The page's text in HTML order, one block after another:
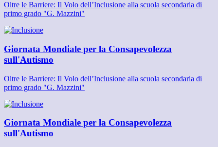
Oltre le Barriere: Il Volo dell’Inclusione alla scuola secondaria di
primo grado "G. Mazzini"
Giornata Mondiale per la Consapevolezza
sull'Autismo
Oltre le Barriere: Il Volo dell’Inclusione alla scuola secondaria di
primo grado "G. Mazzini"
Giornata Mondiale per la Consapevolezza
sull'Autismo